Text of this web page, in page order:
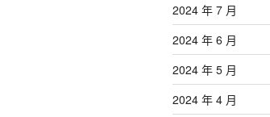
2024 年 7 月
2024 年 6 月
2024 年 5 月
2024 年 4 月